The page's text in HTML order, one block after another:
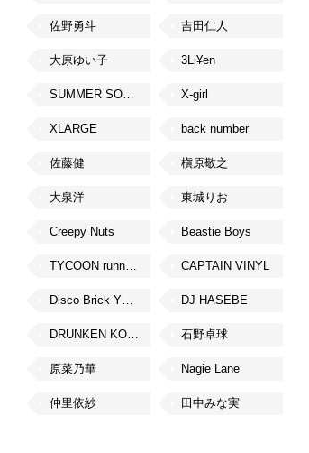
佐野勇斗 吉田仁人
大原ゆい子 3Li¥en
SUMMER SONIC X-girl
XLARGE back number
佐藤健 槇原敬之
大泉洋 東城りお
Creepy Nuts Beastie Boys
TYCOON running CAPTAIN VINYL
Disco Brick YOKOHAMA DJ HASEBE
DRUNKEN KONG 石野卓球
原菜乃華 Nagie Lane
仲里依紗 田中みな実